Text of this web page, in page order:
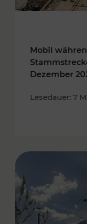
Mobil
Dezember
Lesedauer: 7